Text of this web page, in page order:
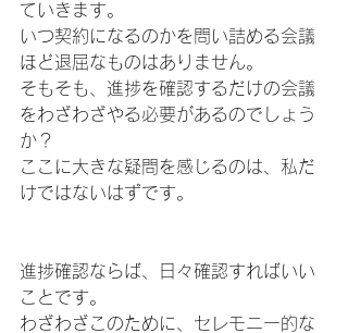
ていきます。
いつ契約になるのかを問い詰める会議
ほど退屈なものはありません。
そもそも、進捗を確認するだけの会議
をわざわざやる必要があるのでしょう
か？
ここに大きな疑問を感じるのは、私だ
けではないはずです。
進捗確認ならば、日々確認すればいい
ことです。
わざわざこのために、セレモニー的な